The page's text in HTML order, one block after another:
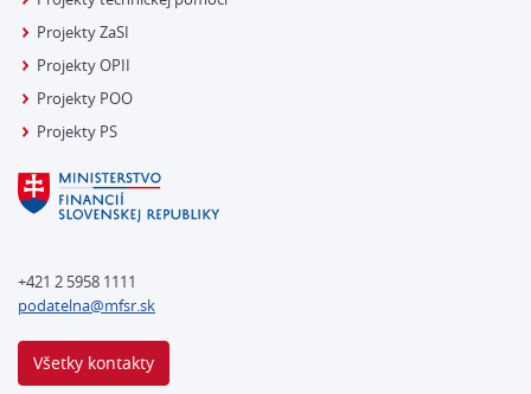
Projekty ZaSI
Projekty OPII
Projekty POO
Projekty PS
+421 2 5958 1111
podatelna@mfsr.sk
Všetky kontakty